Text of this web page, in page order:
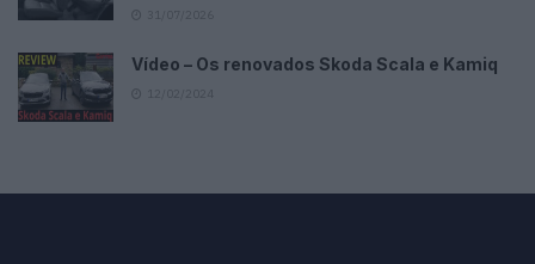
Vídeo – Os renovados Skoda Scala e Kamiq